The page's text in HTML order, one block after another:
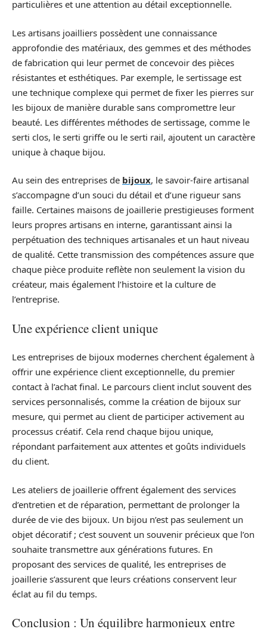
particulières et une attention au détail exceptionnelle.
Les artisans joailliers possèdent une connaissance
approfondie des matériaux, des gemmes et des méthodes
de fabrication qui leur permet de concevoir des pièces
résistantes et esthétiques. Par exemple, le sertissage est
une technique complexe qui permet de fixer les pierres sur
les bijoux de manière durable sans compromettre leur
beauté. Les différentes méthodes de sertissage, comme le
serti clos, le serti griffe ou le serti rail, ajoutent un caractère
unique à chaque bijou.
Au sein des entreprises de bijoux, le savoir-faire artisanal
s’accompagne d’un souci du détail et d’une rigueur sans
faille. Certaines maisons de joaillerie prestigieuses forment
leurs propres artisans en interne, garantissant ainsi la
perpétuation des techniques artisanales et un haut niveau
de qualité. Cette transmission des compétences assure que
chaque pièce produite reflète non seulement la vision du
créateur, mais également l’histoire et la culture de
l’entreprise.
Une expérience client unique
Les entreprises de bijoux modernes cherchent également à
offrir une expérience client exceptionnelle, du premier
contact à l’achat final. Le parcours client inclut souvent des
services personnalisés, comme la création de bijoux sur
mesure, qui permet au client de participer activement au
processus créatif. Cela rend chaque bijou unique,
répondant parfaitement aux attentes et goûts individuels
du client.
Les ateliers de joaillerie offrent également des services
d’entretien et de réparation, permettant de prolonger la
durée de vie des bijoux. Un bijou n’est pas seulement un
objet décoratif ; c’est souvent un souvenir précieux que l’on
souhaite transmettre aux générations futures. En
proposant des services de qualité, les entreprises de
joaillerie s’assurent que leurs créations conservent leur
éclat au fil du temps.
Conclusion : Un équilibre harmonieux entre